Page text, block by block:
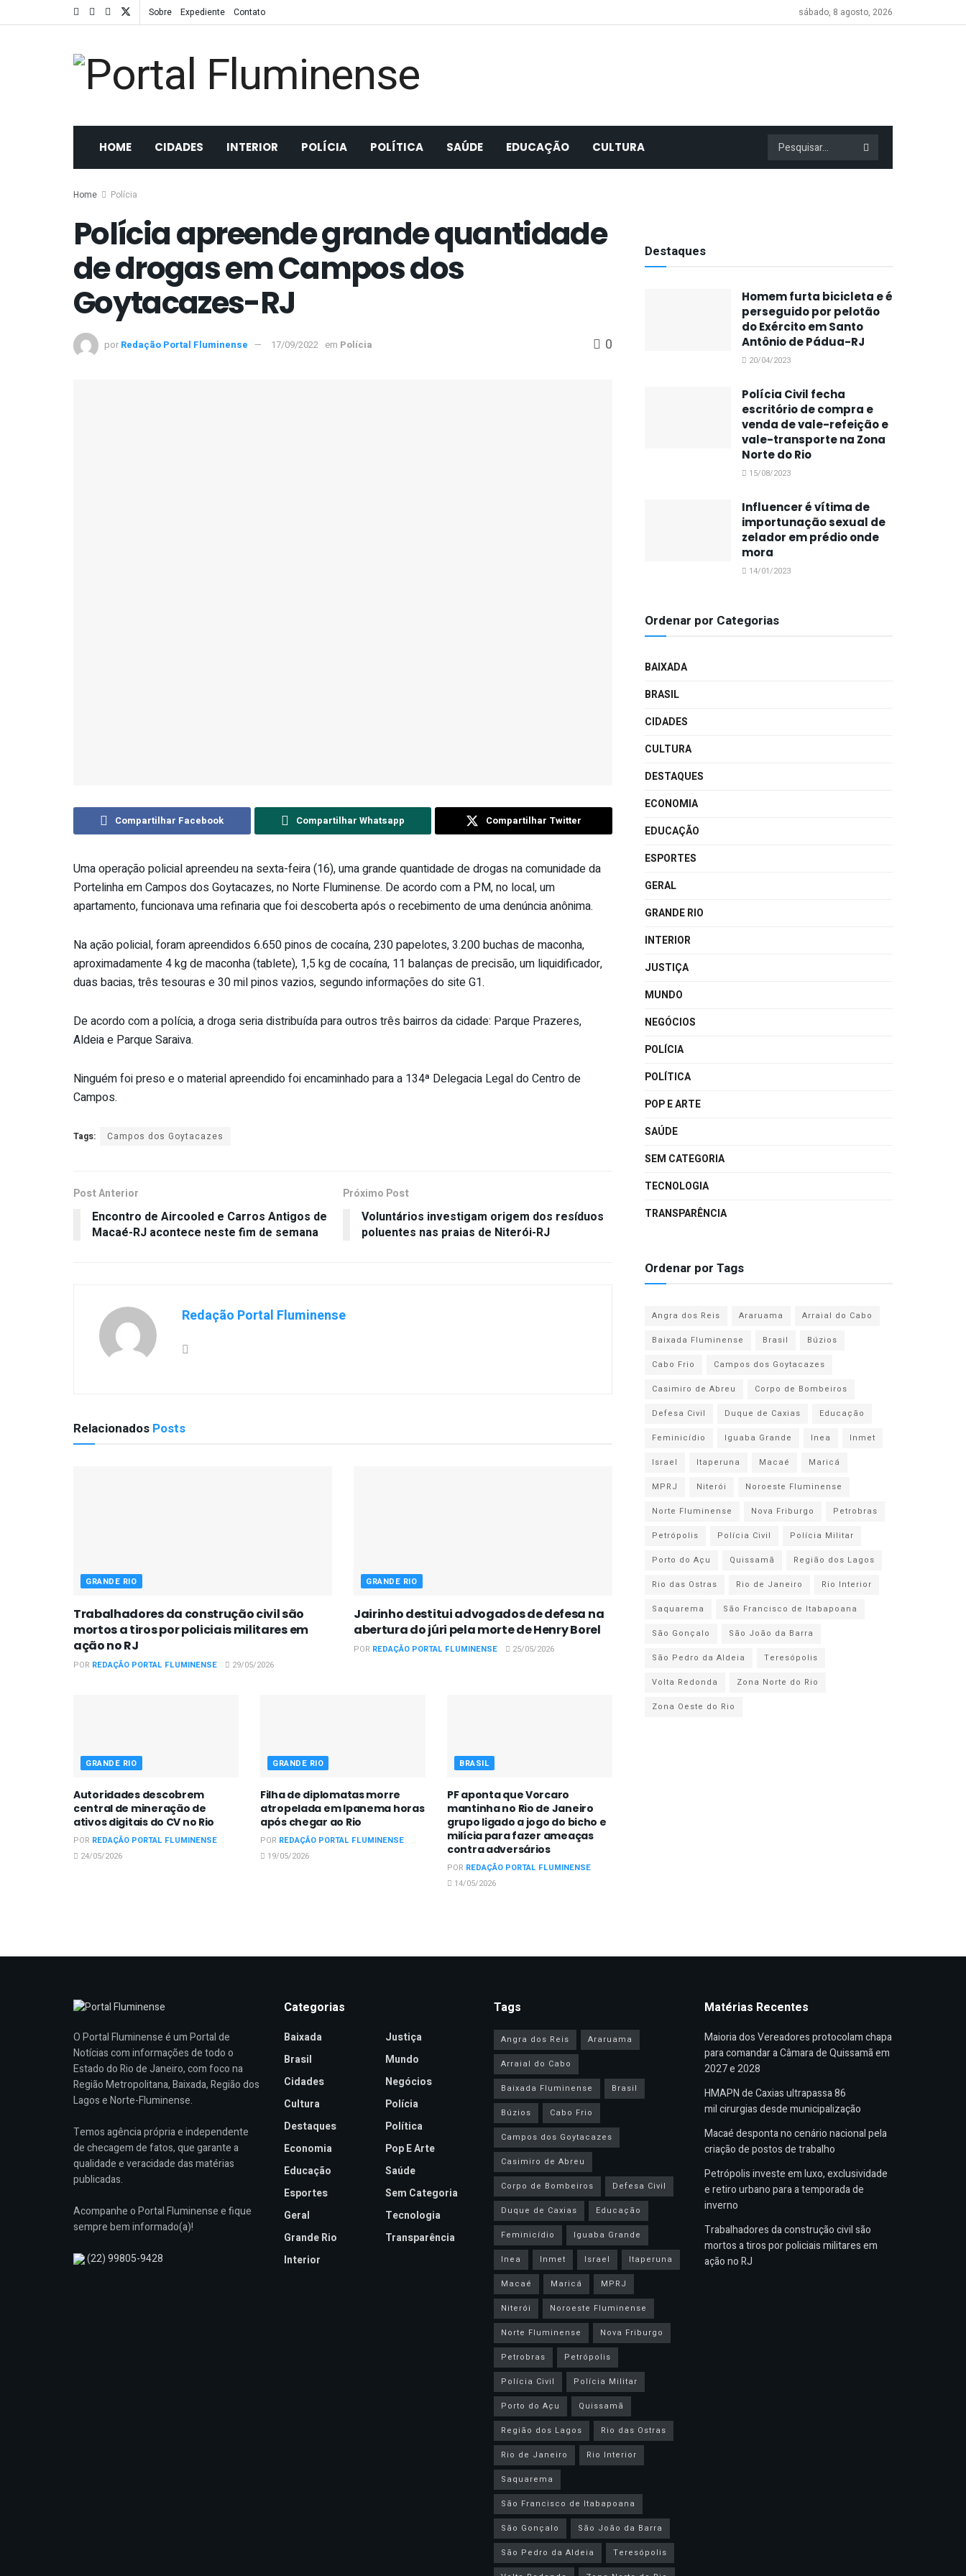
Sobre Expediente Contato sábado, 8 agosto, 2026
HOME CIDADES INTERIOR POLÍCIA POLÍTICA SAÚDE EDUCAÇÃO CULTURA
Home Polícia
Polícia apreende grande quantidade
de drogas em Campos dos
Goytacazes-RJ
por Redação Portal Fluminense 17/09/2022 em Polícia 0
Compartilhar Facebook Compartilhar Whatsapp Compartilhar Twitter
Uma operação policial apreendeu na sexta-feira (16), uma grande quantidade de drogas na comunidade da
Portelinha em Campos dos Goytacazes, no Norte Fluminense. De acordo com a PM, no local, um
apartamento, funcionava uma refinaria que foi descoberta após o recebimento de uma denúncia anônima.
Na ação policial, foram apreendidos 6.650 pinos de cocaína, 230 papelotes, 3.200 buchas de maconha,
aproximadamente 4 kg de maconha (tablete), 1,5 kg de cocaína, 11 balanças de precisão, um liquidificador,
duas bacias, três tesouras e 30 mil pinos vazios, segundo informações do site G1.
De acordo com a polícia, a droga seria distribuída para outros três bairros da cidade: Parque Prazeres,
Aldeia e Parque Saraiva.
Ninguém foi preso e o material apreendido foi encaminhado para a 134ª Delegacia Legal do Centro de
Campos.
Tags: Campos dos Goytacazes
Post Anterior
Encontro de Aircooled e Carros Antigos de
Macaé-RJ acontece neste fim de semana
Próximo Post
Voluntários investigam origem dos resíduos
poluentes nas praias de Niterói-RJ
Redação Portal Fluminense
Relacionados Posts
GRANDE RIO
Trabalhadores da construção civil são
mortos a tiros por policiais militares em
ação no RJ
POR REDAÇÃO PORTAL FLUMINENSE 29/05/2026
GRANDE RIO
Jairinho destitui advogados de defesa na
abertura do júri pela morte de Henry Borel
POR REDAÇÃO PORTAL FLUMINENSE 25/05/2026
GRANDE RIO
Autoridades descobrem
central de mineração de
ativos digitais do CV no Rio
POR REDAÇÃO PORTAL FLUMINENSE
24/05/2026
GRANDE RIO
Filha de diplomatas morre
atropelada em Ipanema horas
após chegar ao Rio
POR REDAÇÃO PORTAL FLUMINENSE
19/05/2026
BRASIL
PF aponta que Vorcaro
mantinha no Rio de Janeiro
grupo ligado a jogo do bicho e
milícia para fazer ameaças
contra adversários
POR REDAÇÃO PORTAL FLUMINENSE
14/05/2026
Destaques
Homem furta bicicleta e é
perseguido por pelotão
do Exército em Santo
Antônio de Pádua-RJ
20/04/2023
Polícia Civil fecha
escritório de compra e
venda de vale-refeição e
vale-transporte na Zona
Norte do Rio
15/08/2023
Influencer é vítima de
importunação sexual de
zelador em prédio onde
mora
14/01/2023
Ordenar por Categorias
BAIXADA
BRASIL
CIDADES
CULTURA
DESTAQUES
ECONOMIA
EDUCAÇÃO
ESPORTES
GERAL
GRANDE RIO
INTERIOR
JUSTIÇA
MUNDO
NEGÓCIOS
POLÍCIA
POLÍTICA
POP E ARTE
SAÚDE
SEM CATEGORIA
TECNOLOGIA
TRANSPARÊNCIA
Ordenar por Tags
Angra dos Reis Araruama
Arraial do Cabo
Baixada Fluminense
Brasil
Búzios
Cabo Frio
Campos dos Goytacazes
Casimiro de Abreu
Corpo de Bombeiros
Defesa Civil
Duque de Caxias
Educação
Feminicídio
Iguaba Grande Inea
Inmet
Israel
Itaperuna Macaé
Maricá
MPRJ
Niterói
Noroeste Fluminense
Norte Fluminense
Nova Friburgo
Petrobras
Petrópolis
Polícia Civil
Polícia Militar
Porto do Açu
Quissamã
Região dos Lagos
Rio das Ostras
Rio de Janeiro
Rio Interior
Saquarema
São Francisco de Itabapoana
São Gonçalo
São João da Barra
São Pedro da Aldeia
Teresópolis
Volta Redonda
Zona Norte do Rio
Zona Oeste do Rio
O Portal Fluminense é um Portal de
Notícias com informações de todo o
Estado do Rio de Janeiro, com foco na
Região Metropolitana, Baixada, Região dos
Lagos e Norte-Fluminense.
Temos agência própria e independente
de checagem de fatos, que garante a
qualidade e veracidade das matérias
publicadas.
Acompanhe o Portal Fluminense e fique
sempre bem informado(a)!
(22) 99805-9428
Categorias
Baixada
Brasil
Cidades
Cultura
Destaques
Economia
Educação
Esportes
Geral
Grande Rio
Interior
Justiça
Mundo
Negócios
Polícia
Política
Pop E Arte
Saúde
Sem Categoria
Tecnologia
Transparência
Tags
Angra dos Reis
Araruama
Arraial do Cabo
Baixada Fluminense
Brasil
Búzios
Cabo Frio
Campos dos Goytacazes
Casimiro de Abreu
Corpo de Bombeiros
Defesa Civil
Duque de Caxias
Educação
Feminicídio
Iguaba Grande
Inea
Inmet Israel
Itaperuna
Macaé
Maricá
MPRJ
Niterói
Noroeste Fluminense
Norte Fluminense
Nova Friburgo
Petrobras
Petrópolis
Polícia Civil
Polícia Militar
Porto do Açu
Quissamã
Região dos Lagos
Rio das Ostras
Rio de Janeiro
Rio Interior
Saquarema
São Francisco de Itabapoana
São Gonçalo
São João da Barra
São Pedro da Aldeia
Teresópolis
Matérias Recentes
Maioria dos Vereadores protocolam chapa
para comandar a Câmara de Quissamã em
2027 e 2028
HMAPN de Caxias ultrapassa 86
mil cirurgias desde municipalização
Macaé desponta no cenário nacional pela
criação de postos de trabalho
Petrópolis investe em luxo, exclusividade
e retiro urbano para a temporada de
inverno
Trabalhadores da construção civil são
mortos a tiros por policiais militares em
ação no RJ